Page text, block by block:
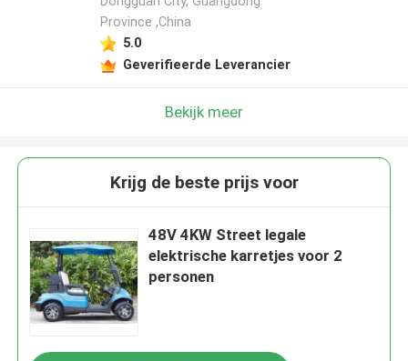
Province ,China
5.0
Geverifieerde Leverancier
Bekijk meer
Krijg de beste prijs voor
48V 4KW Street legale
elektrische karretjes voor 2
personen